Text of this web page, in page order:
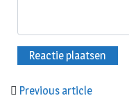
Previous article